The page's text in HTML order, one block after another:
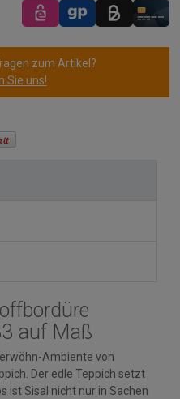
zum Artikel?
Sie uns!
auf Maß
Ambiente von
Der edle Teppich setzt
ist Sisal nicht nur in Sachen